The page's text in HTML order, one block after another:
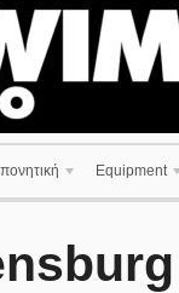
Equipment